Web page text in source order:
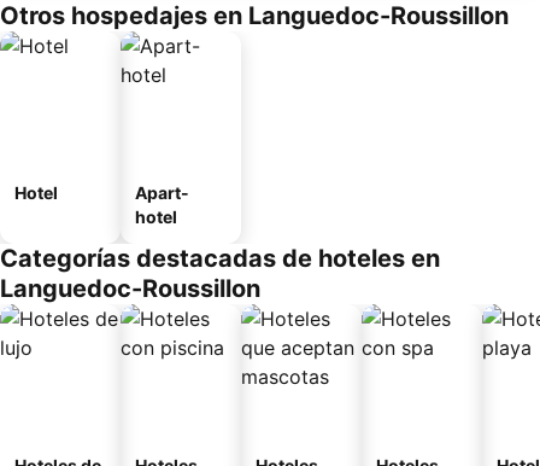
Otros hospedajes en Languedoc-Roussillon
Hotel
Apart-
hotel
Categorías destacadas de hoteles en
Languedoc-Roussillon